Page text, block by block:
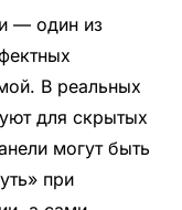
— один из
В реальных
для скрытых
могут быть
при